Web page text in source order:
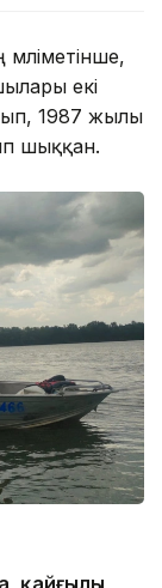
екі
1987 жылы
шыққан.